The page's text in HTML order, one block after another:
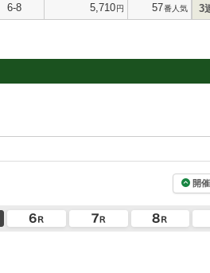
6-8 5,710円 57番人気 3
開